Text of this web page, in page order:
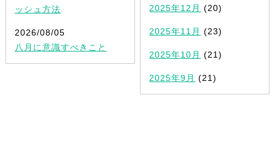
ッシュ方法
2026/08/05
八月に意識すべきこと
2025年12月 (20)
2025年11月 (23)
2025年10月 (21)
2025年9月 (21)